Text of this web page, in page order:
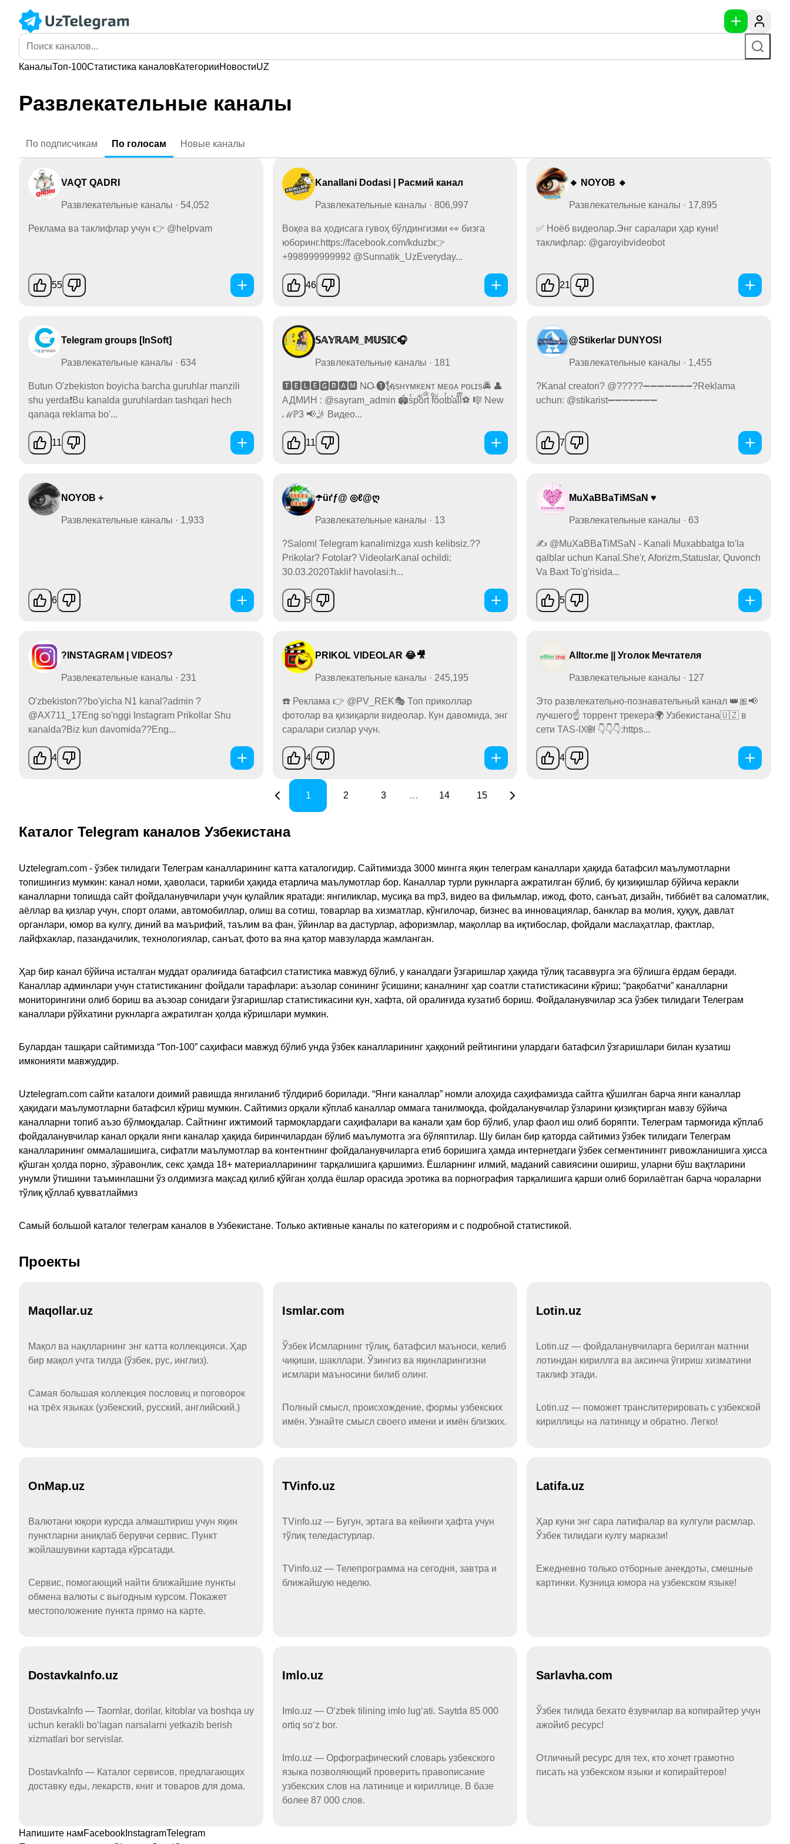
КаналыТоп-100Статистика каналовКатегорииНовостиUZ
Развлекательные каналы
По подписчикам По голосам Новые каналы
VAQT QADRI
Развлекательные каналы · 54,052
Реклама ва таклифлар учун 👉 @helpvam
55
Kanallani Dodasi | Расмий канал
Развлекательные каналы · 806,997
Воқеа ва ҳодисага гувоҳ бўлдингизми 👀 бизга
юборинг.https://facebook.com/kduzb👉
+998999999992 @Sunnatik_UzEveryday...
46
🔸 NOYOB 🔸
Развлекательные каналы · 17,895
✅ Ноёб видеолар.Энг саралари ҳар куни!
таклифлар: @garoyibvideobot
21
Telegram groups [InSoft]
Развлекательные каналы · 634
Butun O'zbekiston boyicha barcha guruhlar manzili
shu yerda❗️Bu kanalda guruhlardan tashqari hech
qanaqa reklama bo'...
11
𝕊𝔸𝕐ℝ𝔸𝕄_𝕄𝕌𝕊𝕀ℂ🎧
Развлекательные каналы · 181
🆃🅴🅻🅴🅶🆁🅰🅼 N̴O̴ ➊🗽sʜʏᴍᴋᴇɴᴛ ᴍᴇɢᴀ ᴘᴏʟɪs🚔 👤
АДМИН : @sayram_admin 🏟sͬpⷡoͧrͩtͬ fͤoͧotͬbⷡaⷴlͤlͤ⚽ 🎼 New
ℳℙ3 📢🤳 Видео...
11
@Stikerlar DUNYOSI
Развлекательные каналы · 1,455
?Kanal creatori? @?????➖➖➖➖➖➖➖?Reklama
uchun: @stikarist➖➖➖➖➖➖➖
7
NOYOB +
Развлекательные каналы · 1,933
6
☂️üґƒ@ ◎ℓ@ღ
Развлекательные каналы · 13
?Salom! Telegram kanalimizga xush kelibsiz.??
Prikolar? Fotolar? VideolarKanal ochildi:
30.03.2020Taklif havolasi:h...
5
MuXaBBaTiMSaN ♥️
Развлекательные каналы · 63
✍️ @MuXaBBaTiMSaN - Kanali Muxabbatga to'la
qalblar uchun Kanal.She'r, Aforizm,Statuslar, Quvonch
Va Baxt To'g'risida...
5
?INSTAGRAM | VIDEOS?
Развлекательные каналы · 231
O'zbekiston??bo'yicha N1 kanal?admin ?
@AX711_17Eng so'nggi Instagram Prikollаr Shu
каnalda?Biz kun davomida??Eng...
4
PRIKOL VIDEOLAR 😂🎥
Развлекательные каналы · 245,195
☎️ Реклама 👉 @PV_REK🎭 Топ приколлар
фотолар ва қизиқарли видеолар. Кун давомида, энг
саралари сизлар учун.
4
Alltor.me || Уголок Мечтателя
Развлекательные каналы · 127
Это развлекательно-познавательный канал 👑🎀📢
лучшего☝️ торрент трекера🌍 Узбекистана🇺🇿 в
сети TAS-IX🌐! 👇👇👇:https...
4
1 2 3 … 14 15
Каталог Telegram каналов Узбекистана
Uztelegram.com - ўзбек тилидаги Телеграм каналларининг катта каталогидир. Сайтимизда 3000 мингга яқин телеграм каналлари ҳақида батафсил маълумотларни
топишингиз мумкин: канал номи, ҳаволаси, таркиби ҳақида етарлича маълумотлар бор. Каналлар турли рукнларга ажратилган бўлиб, бу қизиқишлар бўйича керакли
каналларни топишда сайт фойдаланувчилари учун қулайлик яратади: янгиликлар, мусиқа ва mp3, видео ва фильмлар, ижод, фото, санъат, дизайн, тиббиёт ва саломатлик,
аёллар ва қизлар учун, спорт олами, автомобиллар, олиш ва сотиш, товарлар ва хизматлар, кўнгилочар, бизнес ва инновациялар, банклар ва молия, ҳуқуқ, давлат
органлари, юмор ва кулгу, диний ва маърифий, таълим ва фан, ўйинлар ва дастурлар, афоризмлар, мақоллар ва иқтибослар, фойдали маслаҳатлар, фактлар,
лайфхаклар, пазандачилик, технологиялар, санъат, фото ва яна қатор мавзуларда жамланган.
Ҳар бир канал бўйича исталган муддат оралиғида батафсил статистика мавжуд бўлиб, у каналдаги ўзгаришлар ҳақида тўлиқ тасаввурга эга бўлишга ёрдам беради.
Каналлар админлари учун статистиканинг фойдали тарафлари: аъзолар сонининг ўсишини; каналнинг ҳар соатли статистикасини кўриш; “рақобатчи” каналларни
мониторингини олиб бориш ва аъзоар сонидаги ўзгаришлар статистикасини кун, хафта, ой оралиғида кузатиб бориш. Фойдаланувчилар эса ўзбек тилидаги Телеграм
каналлари рўйхатини рукнларга ажратилган ҳолда кўришлари мумкин.
Булардан ташқари сайтимизда “Топ-100” саҳифаси мавжуд бўлиб унда ўзбек каналларининг ҳаққоний рейтингини улардаги батафсил ўзгаришлари билан кузатиш
имконияти мавжуддир.
Uztelegram.com сайти каталоги доимий равишда янгиланиб тўлдириб борилади. “Янги каналлар” номли алоҳида саҳифамизда сайтга қўшилган барча янги каналлар
ҳақидаги маълумотларни батафсил кўриш мумкин. Сайтимиз орқали кўплаб каналлар оммага танилмоқда, фойдаланувчилар ўзларини қизиқтирган мавзу бўйича
каналларни топиб аъзо бўлмоқдалар. Сайтнинг ижтимоий тармоқлардаги саҳифалари ва канали ҳам бор бўлиб, улар фаол иш олиб боряпти. Телеграм тармоғида кўплаб
фойдаланувчилар канал орқали янги каналар ҳақида биринчилардан бўлиб маълумотга эга бўляптилар. Шу билан бир қаторда сайтимиз ўзбек тилидаги Телеграм
каналларининг оммалашишига, сифатли маълумотлар ва контентнинг фойдаланувчиларга етиб боришига ҳамда интернетдаги ўзбек сегментинингг ривожланишига ҳисса
қўшган ҳолда порно, зўравонлик, секс ҳамда 18+ материалларининг тарқалишига қаршимиз. Ёшларнинг илмий, маданий савиясини ошириш, уларни бўш вақтларини
унумли ўтишини таъминлашни ўз олдимизга мақсад қилиб қўйган ҳолда ёшлар орасида эротика ва порнография тарқалишига қарши олиб борилаётган барча чораларни
тўлиқ қўллаб қувватлаймиз
Самый большой каталог телеграм каналов в Узбекистане. Только активные каналы по категориям и с подробной статистикой.
Проекты
Maqollar.uz
Мақол ва нақлларнинг энг катта коллекцияси. Ҳар
бир мақол учта тилда (ўзбек, рус, инглиз).
Самая большая коллекция пословиц и поговорок
на трёх языках (узбекский, русский, английский.)
Ismlar.com
Ўзбек Исмларнинг тўлиқ, батафсил маъноси, келиб
чиқиши, шакллари. Ўзингиз ва яқинларингизни
исмлари маъносини билиб олинг.
Полный смысл, происхождение, формы узбекских
имён. Узнайте смысл своего имени и имён близких.
Lotin.uz
Lotin.uz — фойдаланувчиларга берилган матнни
лотиндан кириллга ва аксинча ўгириш хизматини
таклиф этади.
Lotin.uz — поможет транслитерировать с узбекской
кириллицы на латиницу и обратно. Легко!
OnMap.uz
Валютани юқори курсда алмаштириш учун яқин
пунктларни аниқлаб берувчи сервис. Пункт
жойлашувини картада кўрсатади.
Сервис, помогающий найти ближайшие пункты
обмена валюты с выгодным курсом. Покажет
местоположение пункта прямо на карте.
TVinfo.uz
TVinfo.uz — Бугун, эртага ва кейинги ҳафта учун
тўлиқ теледастурлар.
TVinfo.uz — Телепрограмма на сегодня, завтра и
ближайшую неделю.
Latifa.uz
Ҳар куни энг сара латифалар ва кулгули расмлар.
Ўзбек тилидаги кулгу маркази!
Ежедневно только отборные анекдоты, смешные
картинки. Кузница юмора на узбекском языке!
DostavkaInfo.uz
DostavkaInfo — Taomlar, dorilar, kitoblar va boshqa uy
uchun kerakli boʻlagan narsalarni yetkazib berish
xizmatlari bor servislar.
DostavkaInfo — Каталог сервисов, предлагающих
доставку еды, лекарств, книг и товаров для дома.
Imlo.uz
Imlo.uz — Oʻzbek tilining imlo lugʻati. Saytda 85 000
ortiq soʻz bor.
Imlo.uz — Орфографический словарь узбекского
языка позволяющий проверить правописание
узбекских слов на латинице и кириллице. В базе
более 87 000 слов.
Sarlavha.com
Ўзбек тилида бехато ёзувчилар ва копирайтер учун
ажойиб ресурс!
Отличный ресурс для тех, кто хочет грамотно
писать на узбекском языки и копирайтеров!
Напишите намFacebook InstagramTelegram